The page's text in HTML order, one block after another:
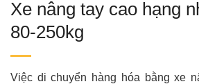
Xe nâng tay cao hạng
80-250kg
Việc di chuyển hàng hóa bằng xe